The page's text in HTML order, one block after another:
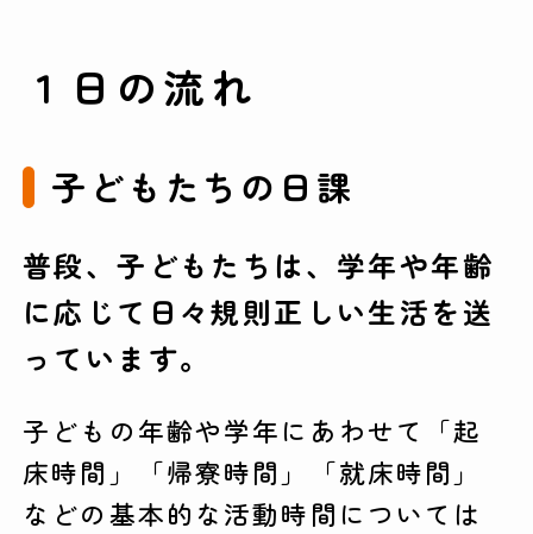
１日の流れ
子どもたちの日課
普段、子どもたちは、学年や年齢
に応じて日々規則正しい生活を送
っています。
子どもの年齢や学年にあわせて「起
床時間」「帰寮時間」「就床時間」
などの基本的な活動時間については